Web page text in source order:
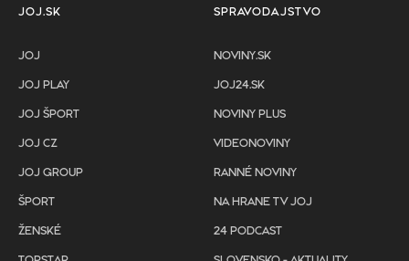
JOJ.SK
JOJ
JOJ PLAY
JOJ ŠPORT
JOJ CZ
JOJ GROUP
ŠPORT
ŽENSKÉ
SPRAVODAJSTVO
NOVINY.SK
JOJ24.SK
NOVINY PLUS
VIDEONOVINY
RANNÉ NOVINY
NA HRANE TV JOJ
24 PODCAST